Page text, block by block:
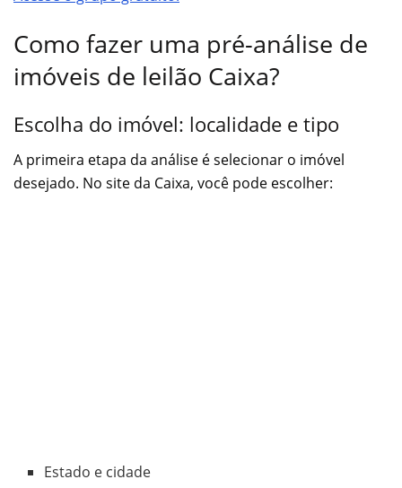
Como fazer uma pré-análise de
imóveis de leilão Caixa?
Escolha do imóvel: localidade e tipo
A primeira etapa da análise é selecionar o imóvel
desejado. No site da Caixa, você pode escolher:
Estado e cidade